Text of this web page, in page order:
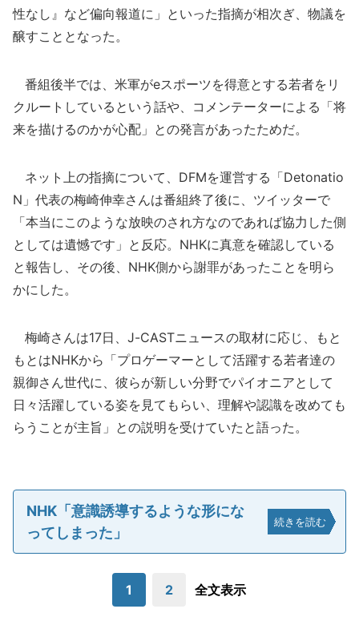
性なし』など偏向報道に」といった指摘が相次ぎ、物議を
醸すこととなった。
番組後半では、米軍がeスポーツを得意とする若者をリ
クルートしているという話や、コメンテーターによる「将
来を描けるのかが心配」との発言があったためだ。
ネット上の指摘について、DFMを運営する「Detonatio
N」代表の梅崎伸幸さんは番組終了後に、ツイッターで
「本当にこのような放映のされ方なのであれば協力した側
としては遺憾です」と反応。NHKに真意を確認している
と報告し、その後、NHK側から謝罪があったことを明ら
かにした。
梅崎さんは17日、J-CASTニュースの取材に応じ、もと
もとはNHKから「プロゲーマーとして活躍する若者達の
親御さん世代に、彼らが新しい分野でパイオニアとして
日々活躍している姿を見てもらい、理解や認識を改めても
らうことが主旨」との説明を受けていたと語った。
NHK「意識誘導するような形にな
ってしまった」
続きを読む
1 2 全文表示